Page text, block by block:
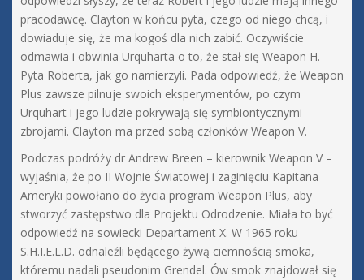
pracodawcę. Clayton w końcu pyta, czego od niego chcą, i
dowiaduje się, że ma kogoś dla nich zabić. Oczywiście
odmawia i obwinia Urquharta o to, że stał się Weapon H.
Pyta Roberta, jak go namierzyli. Pada odpowiedź, że Weapon
Plus zawsze pilnuje swoich eksperymentów, po czym
Urquhart i jego ludzie pokrywają się symbiontycznymi
zbrojami. Clayton ma przed sobą członków Weapon V.
Podczas podróży dr Andrew Breen – kierownik Weapon V –
wyjaśnia, że po II Wojnie Światowej i zaginięciu Kapitana
Ameryki powołano do życia program Weapon Plus, aby
stworzyć zastępstwo dla Projektu Odrodzenie. Miała to być
odpowiedź na sowiecki Departament X. W 1965 roku
S.H.I.E.L.D. odnaleźli będącego żywą ciemnością smoka,
któremu nadali pseudonim Grendel. Ów smok znajdował się